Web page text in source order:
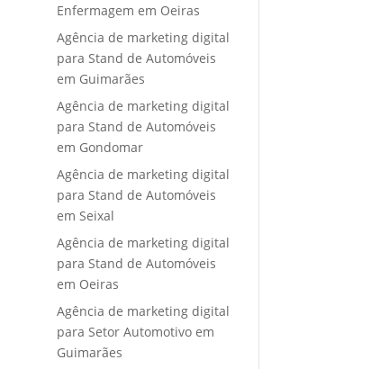
Enfermagem em Oeiras
Agência de marketing digital
para Stand de Automóveis
em Guimarães
Agência de marketing digital
para Stand de Automóveis
em Gondomar
Agência de marketing digital
para Stand de Automóveis
em Seixal
Agência de marketing digital
para Stand de Automóveis
em Oeiras
Agência de marketing digital
para Setor Automotivo em
Guimarães